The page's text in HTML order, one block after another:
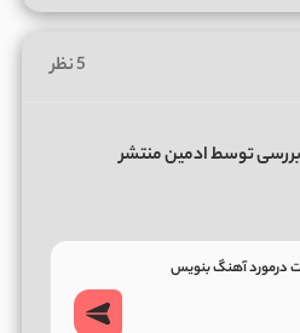
5 نظر
توسط ادمین منتشر